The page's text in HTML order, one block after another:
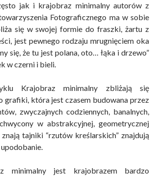
jak i krajobraz minimalny autorów z
Fotograficznego ma w sobie
się w swojej formie do fraszki, żartu z
jest pewnego rodzaju mrugnięciem oka
się, że tu jest polana, oto… łąka i drzewo”
w czerni i bieli.
Krajobraz minimalny zbliżają się
grafiki, która jest czasem budowana przez
zwyczajnych codziennych, banalnych,
w abstrakcyjnej, geometrycznej
tajniki “rzutów kreślarskich” znajdują
minimalny jest krajobrazem bardzo